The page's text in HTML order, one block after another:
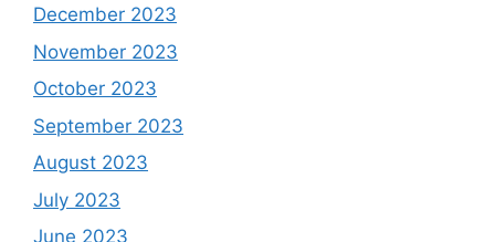
December 2023
November 2023
October 2023
September 2023
August 2023
July 2023
June 2023